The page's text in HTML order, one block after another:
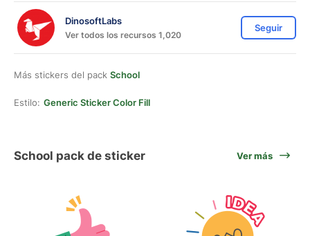
DinosoftLabs
Ver todos los recursos 1,020
Seguir
Más stickers del pack School
Estilo: Generic Sticker Color Fill
School pack de sticker Ver más